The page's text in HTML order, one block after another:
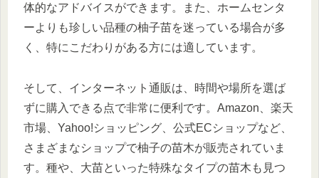
体的なアドバイスができます。また、ホームセンタ
ーよりも珍しい品種の柚子苗を迷っている場合が多
く、特にこだわりがある方には適しています。
そして、インターネット通販は、時間や場所を選ば
ずに購入できる点で非常に便利です。Amazon、楽天
市場、Yahoo!ショッピング、公式ECショップなど、
さまざまなショップで柚子の苗木が販売されていま
す。種や、大苗といった特殊なタイプの苗木も見つ